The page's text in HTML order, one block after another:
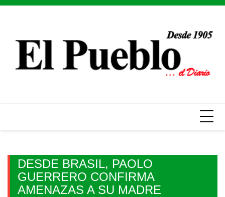
Skip
DESDE BRASIL, PAOLO
GUERRERO CONFIRMA
AMENAZAS A SU MADRE